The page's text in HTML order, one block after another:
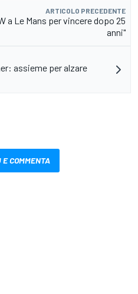
ARTICOLO PRECEDENTE
a Le Mans per vincere dopo 25
anni"
assieme per alzare
E COMMENTA